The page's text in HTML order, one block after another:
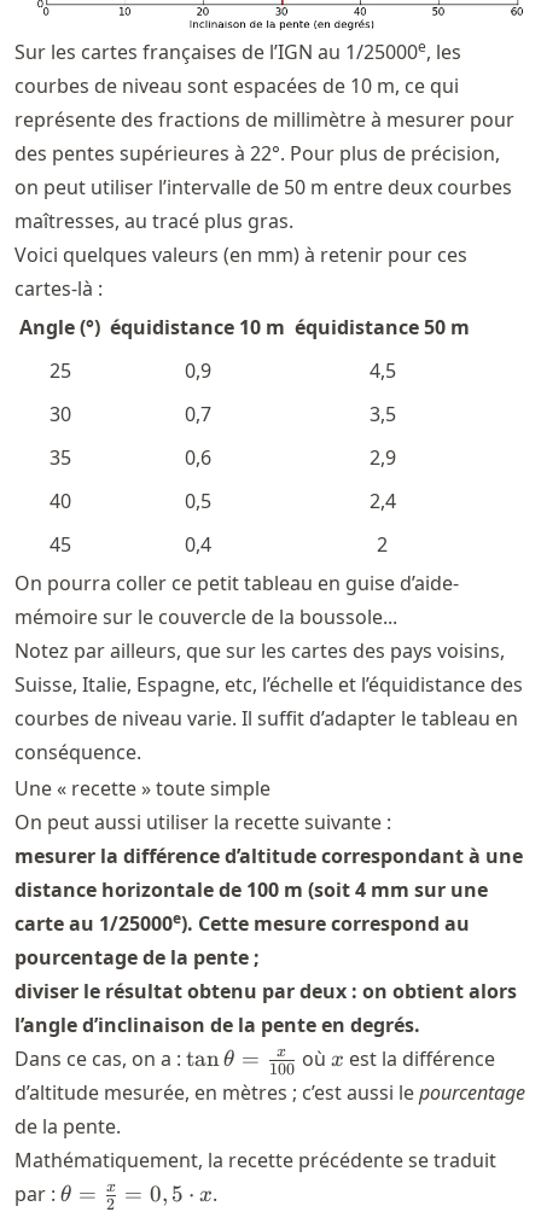
Sur les cartes françaises de l’IGN au 1/25000e, les
courbes de niveau sont espacées de 10 m, ce qui
représente des fractions de millimètre à mesurer pour
des pentes supérieures à 22°. Pour plus de précision,
on peut utiliser l’intervalle de 50 m entre deux courbes
maîtresses, au tracé plus gras.
Voici quelques valeurs (en mm) à retenir pour ces
cartes-là :
Angle (°) équidistance 10 m équidistance 50 m
25
0,9
4,5
30
0,7
3,5
35
0,6
2,9
40
0,5
2,4
45
0,4
2
On pourra coller ce petit tableau en guise d’aide-
mémoire sur le couvercle de la boussole...
Notez par ailleurs, que sur les cartes des pays voisins,
Suisse, Italie, Espagne, etc, l’échelle et l’équidistance des
courbes de niveau varie. Il suffit d’adapter le tableau en
conséquence.
Une « recette » toute simple
On peut aussi utiliser la recette suivante :
mesurer la différence d’altitude correspondant à une
distance horizontale de 100 m (soit 4 mm sur une
carte au 1/25000e). Cette mesure correspond au
pourcentage de la pente ;
diviser le résultat obtenu par deux : on obtient alors
l’angle d’inclinaison de la pente en degrés.
Dans ce cas, on a : \tan
\theta
=
{100}
tanθ = 100
x oùx
x est la différence
d’altitude mesurée, en mètres ; c’est aussi lepourcentage
de la pente.
Mathématiquement, la recette précédente se traduit
par : \theta
θ = 2
x = 0, 5 ⋅ x.